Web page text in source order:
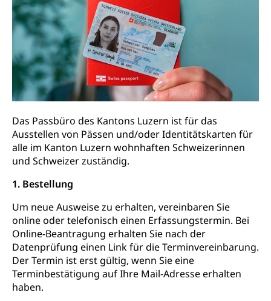
Das Passbüro des Kantons Luzern ist für das
Ausstellen von Pässen und/oder Identitätskarten für
alle im Kanton Luzern wohnhaften Schweizerinnen
und Schweizer zuständig.
1. Bestellung
Um neue Ausweise zu erhalten, vereinbaren Sie
online oder telefonisch einen Erfassungstermin. Bei
Online-Beantragung erhalten Sie nach der
Datenprüfung einen Link für die Terminvereinbarung.
Der Termin ist erst gültig, wenn Sie eine
Terminbestätigung auf Ihre Mail-Adresse erhalten
haben.
Säule, Hilflosenentschädigung,
Ergänzungsleistungen, Altersvorsorge,
Todesfallversicherung
Hilfslosenentschädigung (WAS Luzern)
AHV-Hinterlassenenrente (WAS Luzern)
AHV-Beiträge (WAS Luzern)
Informationsstelle AHV/IV
Ergänzungsleistungen (EL) (WAS Luzern)
AHV-Altersrente (WAS Luzern)
IV-Leistungen (WAS Luzern)
Behinderung
Körperbehinderung, körperliche Behinderung,
geistige Behinderung, psychische Behinderung,
Erwerbsunfähigkeit, Behinderte
Inklusion im Sport
Menschen mit Behinderungen
Kultur und Medien
Archive und Bibliotheken
Bücher, Bundesarchiv, Landesbibliothek
Staatsarchiv Luzern
Zentral- und Hochschulbibliothek
Archiv der Denkmalpflege
Kulturelle Einrichtungen
Museen, Theater, Bibliotheken
Dienststelle Kultur
Kulturförderung